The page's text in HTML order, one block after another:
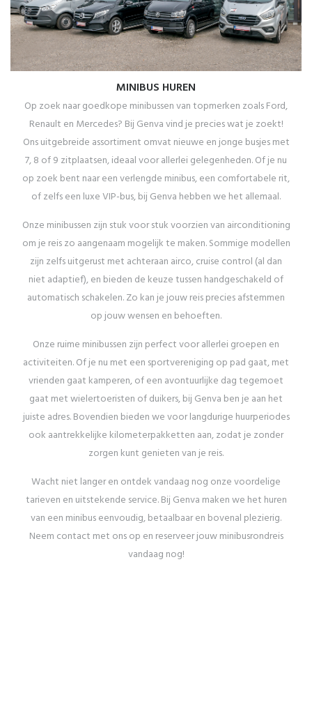
MINIBUS HUREN
Op zoek naar goedkope minibussen van topmerken zoals Ford,
Renault en Mercedes? Bij Genva vind je precies wat je zoekt!
Ons uitgebreide assortiment omvat nieuwe en jonge busjes met
7, 8 of 9 zitplaatsen, ideaal voor allerlei gelegenheden. Of je nu
op zoek bent naar een verlengde minibus, een comfortabele rit,
of zelfs een luxe VIP-bus, bij Genva hebben we het allemaal.
Onze minibussen zijn stuk voor stuk voorzien van airconditioning
om je reis zo aangenaam mogelijk te maken. Sommige modellen
zijn zelfs uitgerust met achteraan airco, cruise control (al dan
niet adaptief), en bieden de keuze tussen handgeschakeld of
automatisch schakelen. Zo kan je jouw reis precies afstemmen
op jouw wensen en behoeften.
Onze ruime minibussen zijn perfect voor allerlei groepen en
activiteiten. Of je nu met een sportvereniging op pad gaat, met
vrienden gaat kamperen, of een avontuurlijke dag tegemoet
gaat met wielertoeristen of duikers, bij Genva ben je aan het
juiste adres. Bovendien bieden we voor langdurige huurperiodes
ook aantrekkelijke kilometerpakketten aan, zodat je zonder
zorgen kunt genieten van je reis.
Wacht niet langer en ontdek vandaag nog onze voordelige
tarieven en uitstekende service. Bij Genva maken we het huren
van een minibus eenvoudig, betaalbaar en bovenal plezierig.
Neem contact met ons op en reserveer jouw minibusrondreis
vandaag nog!